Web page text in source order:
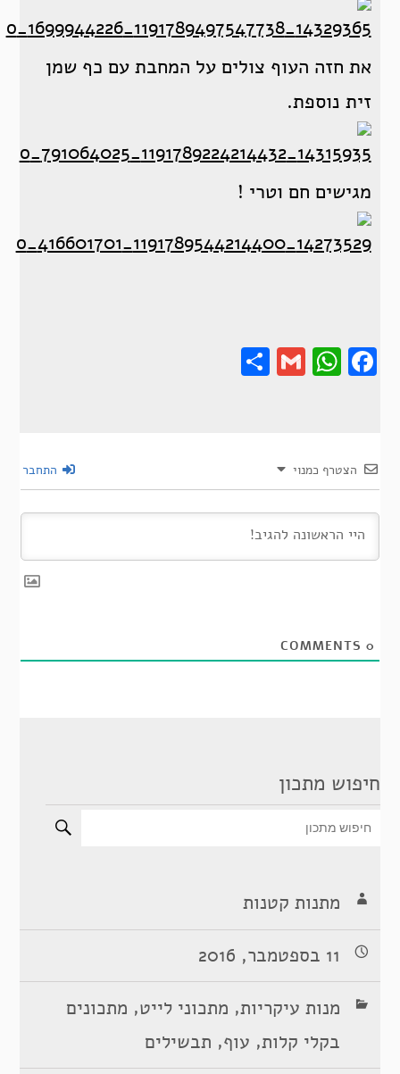
את חזה העוף צולים על המחבת עם כף שמן
זית נוספת.
מגישים חם וטרי !
Gmail
Share
הצטרף כמנוי התחבר
0
חיפוש מתכון
מתנות קטנות
11 בספטמבר, 2016
מנות עיקריות, מתכוני לייט, מתכונים
בקלי קלות, עוף, תבשילים